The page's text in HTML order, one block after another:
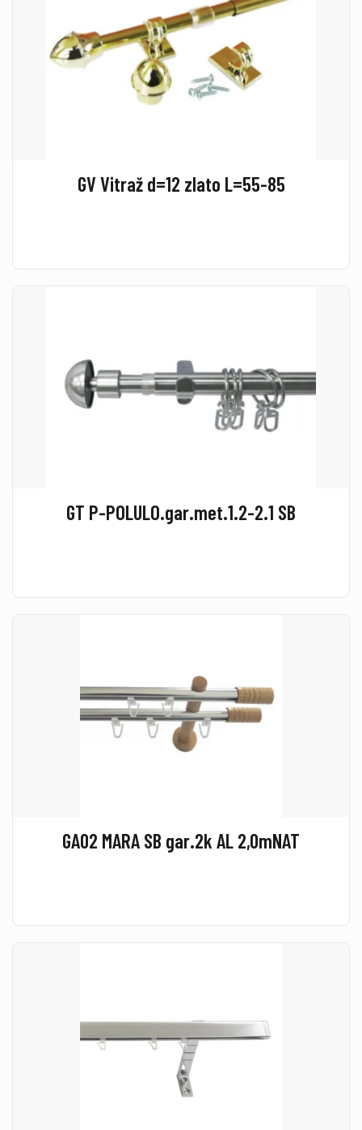
GV Vitraž d=12 zlato L=55-85
GT P-POLULO.gar.met.1.2-2.1 SB
GA02 MARA SB gar.2k AL 2,0mNAT